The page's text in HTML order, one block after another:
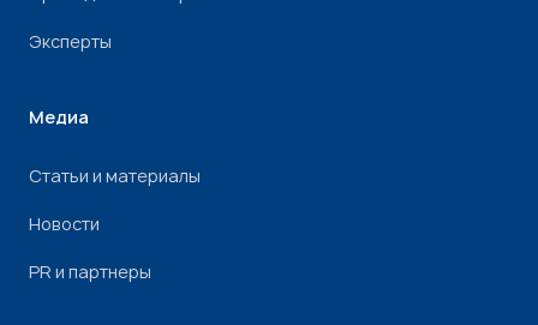
Эксперты
Медиа
Статьи и материалы
Новости
PR и партнеры